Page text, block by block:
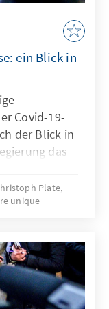
ein Blick in
Covid-19-
der Blick in
das
Plate,
unique